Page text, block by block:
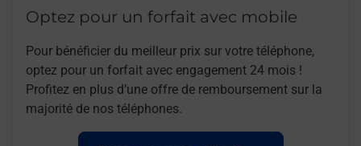
Optez pour un forfait avec mobile
Pour bénéficier du meilleur prix sur votre téléphone,
optez pour un forfait avec engagement 24 mois !
Profitez en plus d’une offre de remboursement sur la
majorité de nos téléphones.